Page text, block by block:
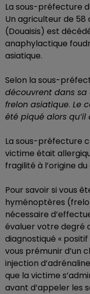
La sous-préfecture
Un agriculteur de 58
(Douaisis) est
anaphylactique
asiatique.
Selon la sous-
découvrent dans sa
frelon asiatique. Le
été piqué alors
La sous-préfecture
victime était
fragilité à l’origine du
Pour savoir si vous
hyménoptères
nécessaire
évaluer votre degré
diagnostiqué «
vous prémunir d’un
injection
que la victime
avant d’appeler les